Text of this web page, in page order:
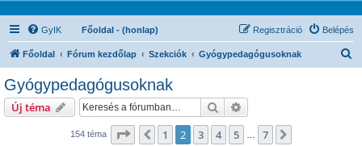
GyIK Főoldal - (honlap) Belépés
Regisztráció
Főoldal Fórum kezdőlap Szekciók Gyógypedagógusoknak
Gyógypedagógusoknak
Új téma Keresés
154 téma Oldal:2 7
Előző
1 2 3 4 5 7